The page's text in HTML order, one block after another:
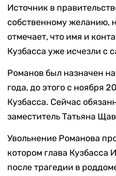
Источник в
собственному желанию,
отмечает, что имя и
Кузбасса уже исчезли с
Романов был назначен
года, до этого с ноября
Кузбасса. Сейчас
заместитель Татьяна
Увольнение Романова
котором глава Кузбасса
после трагедии в